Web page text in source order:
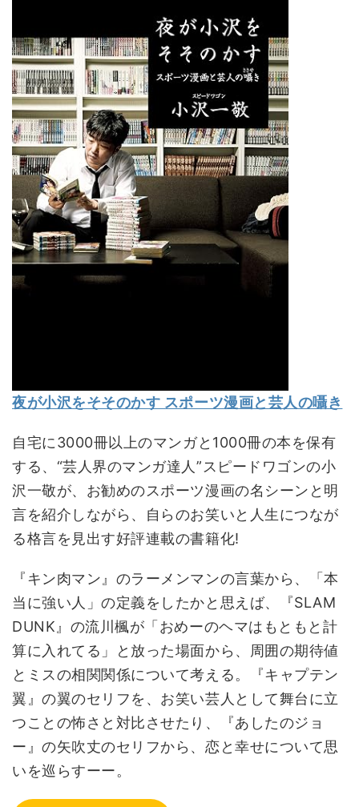
夜が小沢をそそのかす スポーツ漫画と芸人の囁き
自宅に3000冊以上のマンガと1000冊の本を保有
する、“芸人界のマンガ達人”スピードワゴンの小
沢一敬が、お勧めのスポーツ漫画の名シーンと明
言を紹介しながら、自らのお笑いと人生につなが
る格言を見出す好評連載の書籍化!
『キン肉マン』のラーメンマンの言葉から、「本
当に強い人」の定義をしたかと思えば、『SLAM
DUNK』の流川楓が「おめーのヘマはもともと計
算に入れてる」と放った場面から、周囲の期待値
とミスの相関関係について考える。『キャプテン
翼』の翼のセリフを、お笑い芸人として舞台に立
つことの怖さと対比させたり、『あしたのジョ
ー』の矢吹丈のセリフから、恋と幸せについて思
いを巡らすーー。